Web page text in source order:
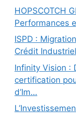
HOPSCOTCH
Performances
ISPD :
Crédit
Infinity Vision :
certification
d’Im…